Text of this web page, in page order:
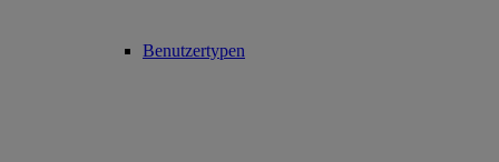
Benutzertypen